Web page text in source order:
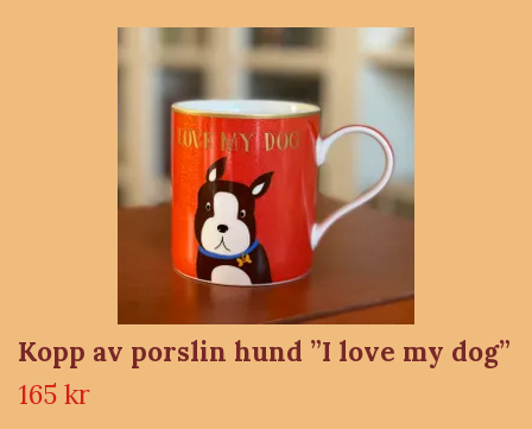
Kopp av porslin hund ”I love my dog”
165 kr